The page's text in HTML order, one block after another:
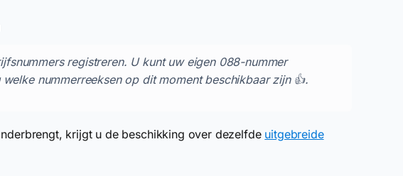
registreren. U kunt uw eigen 088-nummer
nummerreeksen op dit moment beschikbaar zijn 👍.
krijgt u de beschikking over dezelfde uitgebreide